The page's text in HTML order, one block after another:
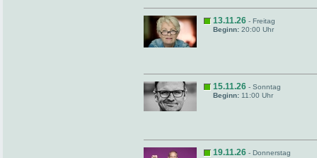
13.11.26 - Freitag
Beginn: 20:00 Uhr
15.11.26 - Sonntag
Beginn: 11:00 Uhr
19.11.26 - Donnerstag